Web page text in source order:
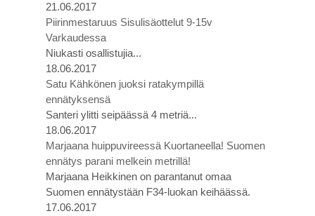
21.06.2017
Piirinmestaruus Sisulisäottelut 9-15v
Varkaudessa
Niukasti osallistujia...
18.06.2017
Satu Kähkönen juoksi ratakympillä
ennätyksensä
Santeri ylitti seipäässä 4 metriä...
18.06.2017
Marjaana huippuvireessä Kuortaneella! Suomen
ennätys parani melkein metrillä!
Marjaana Heikkinen on parantanut omaa
Suomen ennätystään F34-luokan keihäässä.
17.06.2017